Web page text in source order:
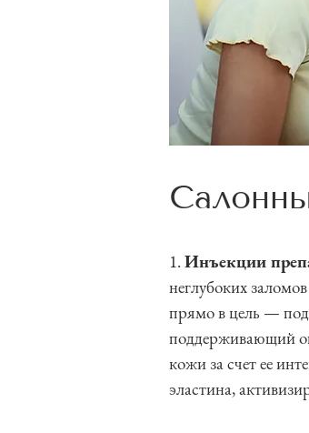
1. Инъекции
неглубоких
прямо в цель — под
поддерживающий
кожи за счет ее
эластина,